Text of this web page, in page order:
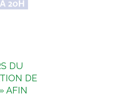
DU
DE
AFIN